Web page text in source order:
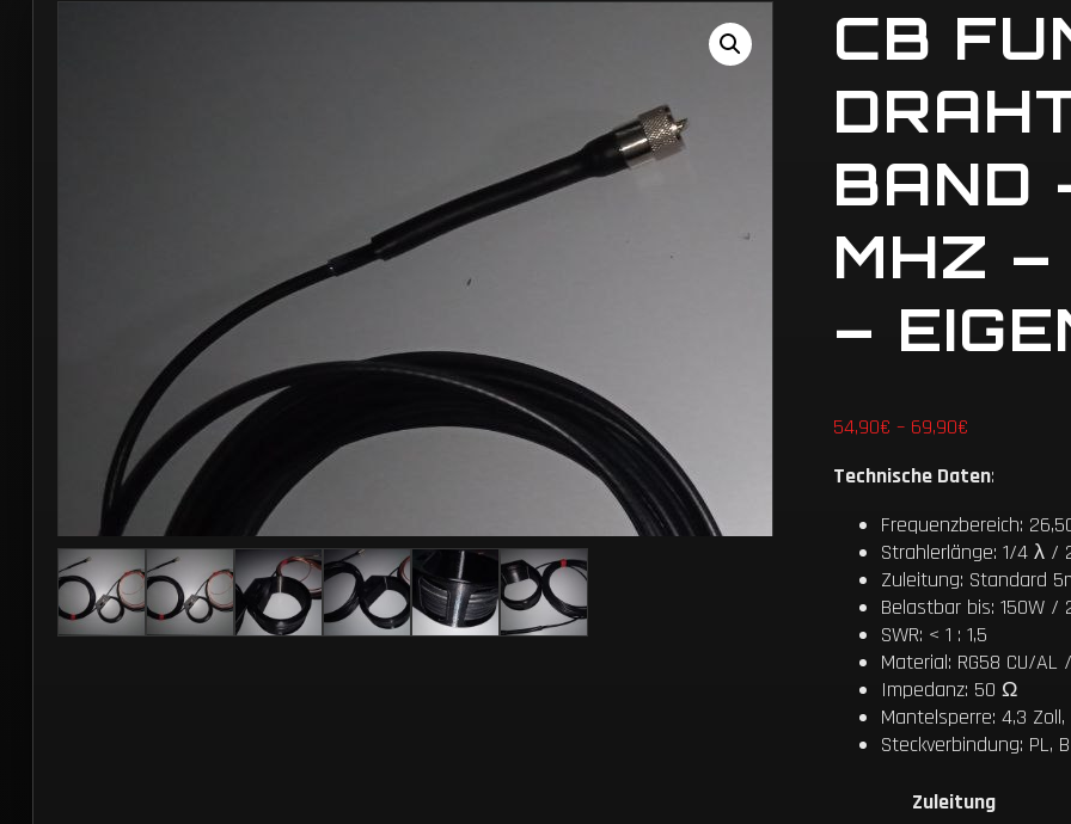
CB
BAND
MHZ
–
54,90€ – 69,90€
bis
Technische Daten:
Frequenzbereich:
Strahlerlänge: 1/4 λ /
Zuleitung: Standard
Belastbar bis: 150W /
SWR: < 1 : 1,5
Material: RG58 CU/
Impedanz: 50 Ω
Mantelsperre: 4,3 Zoll,
Steckverbindung: PL,
Zuleitung